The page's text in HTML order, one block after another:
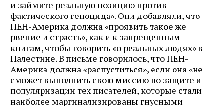
и займите реальную позицию против
фактического геноцида». Они добавляли, что
ПЕН-Америка должна «проявить такое же
рвение и страсть», как и к запрещенным
книгам, чтобы говорить «о реальных людях» в
Палестине. В письме говорилось, что ПЕН-
Америка должна «распуститься», если она «не
сможет выполнить свою миссию по защите и
популяризации тех писателей, которые стали
наиболее маргинализированы гнусными